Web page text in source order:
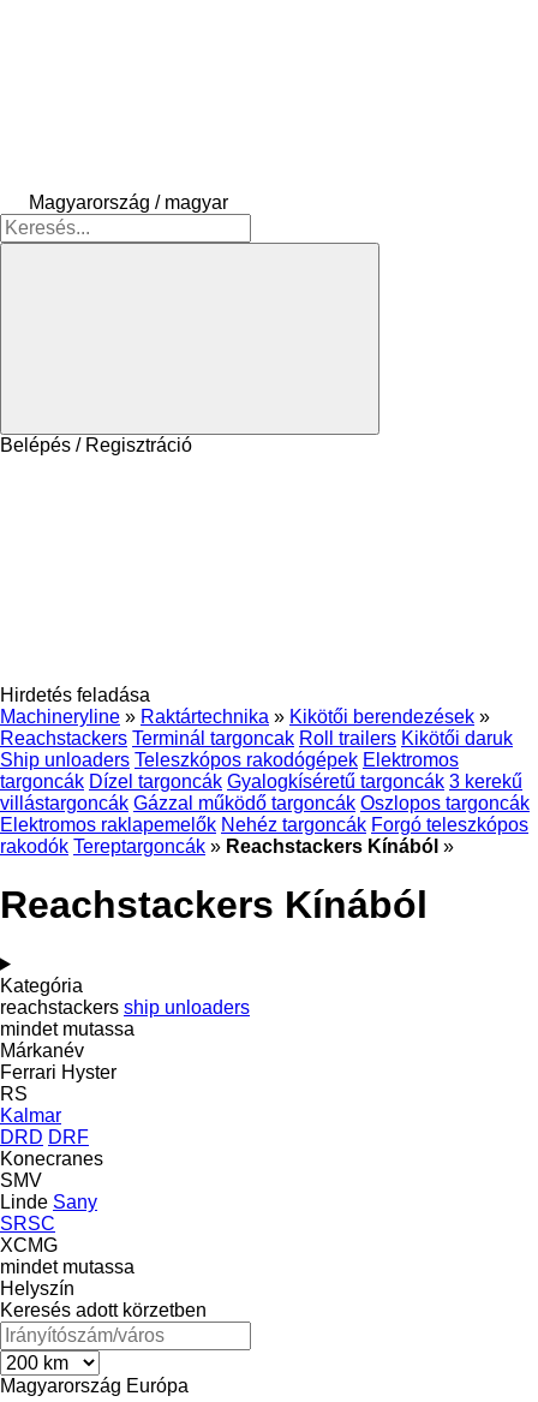
Magyarország / magyar
Belépés / Regisztráció
Hirdetés feladása
Machineryline » Raktártechnika » Kikötői berendezések »
Reachstackers Terminál targoncak Roll trailers Kikötői daruk
Ship unloaders Teleszkópos rakodógépek Elektromos
targoncák Dízel targoncák Gyalogkíséretű targoncák 3 kerekű
villástargoncák Gázzal működő targoncák Oszlopos targoncák
Elektromos raklapemelők Nehéz targoncák Forgó teleszkópos
rakodók Tereptargoncák » Reachstackers Kínából »
Reachstackers Kínából
Kategória
reachstackers ship unloaders
mindet mutassa
Márkanév
Ferrari Hyster
RS
Kalmar
DRD DRF
Konecranes
SMV
Linde Sany
SRSC
XCMG
mindet mutassa
Helyszín
Keresés adott körzetben
Magyarország Európa